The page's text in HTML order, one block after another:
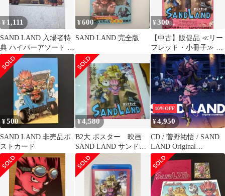
¥ 1,111
SAND LAND 入場者特
典 ハイパーアソート カ
ード
¥600
SAND LAND 完全版
¥300
【中古】販促品 ≪リー
フレット・小冊子≫ フ
ライヤー)SANDLAND
¥500
SAND LAND 非売品ポ
ストカード
¥4,580
B2大 ポスター 映画
SAND LAND サンドラ
ンド
10%OFF
¥4,950
CD / 菅野祐悟 / SAND
LAND Original
Soundtrack (初回生産限
定盤)